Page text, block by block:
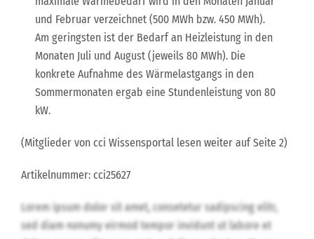
und Februar verzeichnet (500 MWh bzw. 450 MWh).
Am geringsten ist der Bedarf an Heizleistung in den
Monaten Juli und August (jeweils 80 MWh). Die
konkrete Aufnahme des Wärmelastgangs in den
Sommermonaten ergab eine Stundenleistung von 80
kW.
(Mitglieder von cci Wissensportal lesen weiter auf Seite 2)
Artikelnummer: cci25627
Lorem ipsum dolor sit amet, consetetur sadipscing elitr,
sed diam nonumy eirmod tempor invidunt ut labore et